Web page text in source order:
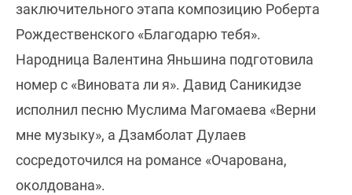
заключительного этапа композицию Роберта
Рождественского «Благодарю тебя».
Народница Валентина Яньшина подготовила
номер с «Виновата ли я». Давид Саникидзе
исполнил песню Муслима Магомаева «Верни
мне музыку», а Дзамболат Дулаев
сосредоточился на романсе «Очарована,
околдована».